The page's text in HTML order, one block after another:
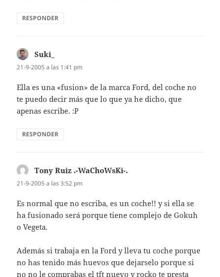
RESPONDER
Suki_
21-9-2005 a las 1:41 pm
Ella es una «fusion» de la marca Ford, del coche no
te puedo decir más que lo que ya he dicho, que
apenas escribe. :P
RESPONDER
Tony Ruiz .-WaChoWsKi-.
21-9-2005 a las 3:52 pm
Es normal que no escriba, es un coche!! y si ella se
ha fusionado será porque tiene complejo de Gokuh
o Vegeta.
Además si trabaja en la Ford y lleva tu coche porque
no has tenido más huevos que dejarselo porque si
no no le comprabas el tft nuevo y rocko te presta